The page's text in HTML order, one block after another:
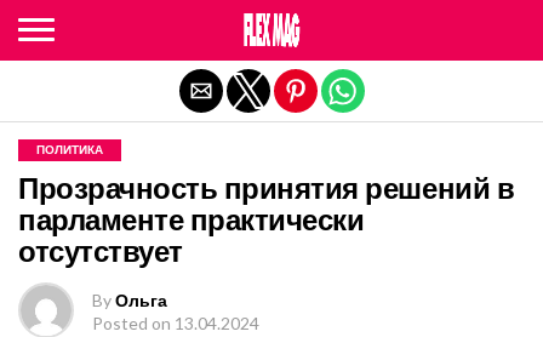
ПОЛИТИКА
Прозрачность принятия решений в
парламенте практически
отсутствует
ByОльга
Posted on 13.04.2024
Exit mobile version